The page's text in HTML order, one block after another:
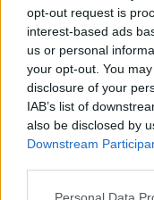
opt-out request is
interest-based ads
us or personal
your opt-out. You
disclosure of your
IAB’s list of
also be disclosed by
Downstream
ALTRE